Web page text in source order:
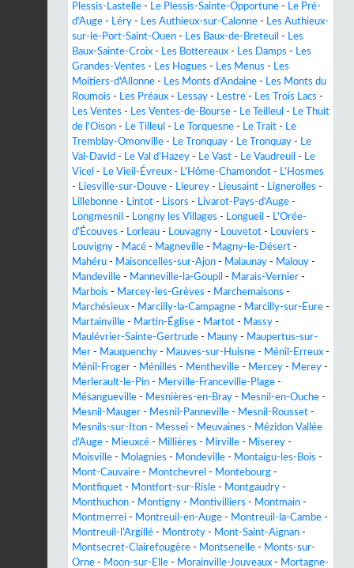
Plessis-Lastelle - Le Plessis-Sainte-Opportune - Le Pré-
d'Auge - Léry - Les Authieux-sur-Calonne - Les Authieux-
sur-le-Port-Saint-Ouen - Les Baux-de-Breteuil - Les
Baux-Sainte-Croix - Les Bottereaux - Les Damps - Les
Grandes-Ventes - Les Hogues - Les Menus - Les
Moitiers-d'Allonne - Les Monts d'Andaine - Les Monts du
Roumois - Les Préaux - Lessay - Lestre - Les Trois Lacs -
Les Ventes - Les Ventes-de-Bourse - Le Teilleul - Le Thuit
de l'Oison - Le Tilleul - Le Torquesne - Le Trait - Le
Tremblay-Omonville - Le Tronquay - Le Tronquay - Le
Val-David - Le Val d'Hazey - Le Vast - Le Vaudreuil - Le
Vicel - Le Vieil-Évreux - L'Hôme-Chamondot - L'Hosmes
- Liesville-sur-Douve - Lieurey - Lieusaint - Lignerolles -
Lillebonne - Lintot - Lisors - Livarot-Pays-d'Auge -
Longmesnil - Longny les Villages - Longueil - L'Orée-
d'Écouves - Lorleau - Louvagny - Louvetot - Louviers -
Louvigny - Macé - Magneville - Magny-le-Désert -
Mahéru - Maisoncelles-sur-Ajon - Malaunay - Malouy -
Mandeville - Manneville-la-Goupil - Marais-Vernier -
Marbois - Marcey-les-Grèves - Marchemaisons -
Marchésieux - Marcilly-la-Campagne - Marcilly-sur-Eure -
Martainville - Martin-Église - Martot - Massy -
Maulévrier-Sainte-Gertrude - Mauny - Maupertus-sur-
Mer - Mauquenchy - Mauves-sur-Huisne - Ménil-Erreux -
Ménil-Froger - Ménilles - Mentheville - Mercey - Merey -
Merlerault-le-Pin - Merville-Franceville-Plage -
Mésangueville - Mesnières-en-Bray - Mesnil-en-Ouche -
Mesnil-Mauger - Mesnil-Panneville - Mesnil-Rousset -
Mesnils-sur-Iton - Messei - Meuvaines - Mézidon Vallée
d'Auge - Mieuxcé - Millières - Mirville - Miserey -
Moisville - Molagnies - Mondeville - Montaigu-les-Bois -
Mont-Cauvaire - Montchevrel - Montebourg -
Montfiquet - Montfort-sur-Risle - Montgaudry -
Monthuchon - Montigny - Montivilliers - Montmain -
Montmerrei - Montreuil-en-Auge - Montreuil-la-Cambe -
Montreuil-l'Argillé - Montroty - Mont-Saint-Aignan -
Montsecret-Clairefougère - Montsenelle - Monts-sur-
Orne - Moon-sur-Elle - Morainville-Jouveaux - Mortagne-